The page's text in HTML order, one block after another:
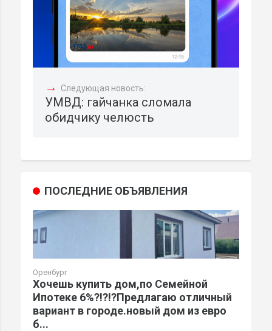
→ Следующая новость:
УМВД: гайчанка сломала
обидчику челюсть
ПОСЛЕДНИЕ ОБЪЯВЛЕНИЯ
Оренбург
Хочешь купить дом,по Семейной
Ипотеке 6%?!?!?Предлагаю отличный
вариант в городе.новый дом из евро
б...